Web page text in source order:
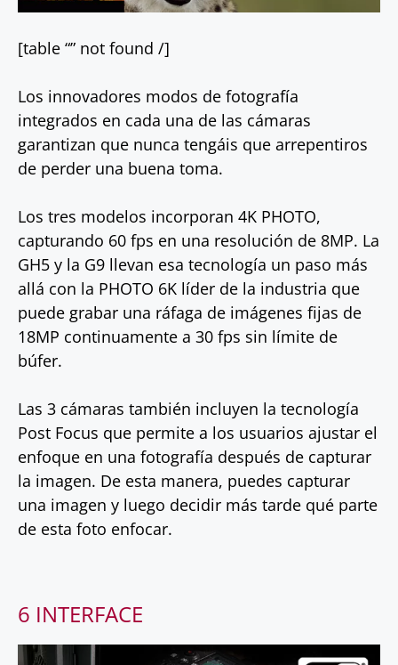
[table “” not found /]
Los innovadores modos de fotografía
integrados en cada una de las cámaras
garantizan que nunca tengáis que arrepentiros
de perder una buena toma.
Los tres modelos incorporan 4K PHOTO,
capturando 60 fps en una resolución de 8MP. La
GH5 y la G9 llevan esa tecnología un paso más
allá con la PHOTO 6K líder de la industria que
puede grabar una ráfaga de imágenes fijas de
18MP continuamente a 30 fps sin límite de
búfer.
Las 3 cámaras también incluyen la tecnología
Post Focus que permite a los usuarios ajustar el
enfoque en una fotografía después de capturar
la imagen. De esta manera, puedes capturar
una imagen y luego decidir más tarde qué parte
de esta foto enfocar.
6 INTERFACE